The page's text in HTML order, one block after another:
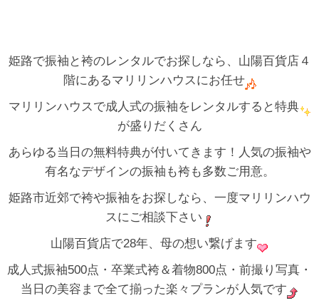
姫路で振袖と袴のレンタルでお探しなら、山陽百貨店４
階にあるマリリンハウスにお任せ
マリリンハウスで成人式の振袖をレンタルすると特典
が盛りだくさん
あらゆる当日の無料特典が付いてきます！人気の振袖や
有名なデザインの振袖も袴も多数ご用意。
姫路市近郊で袴や振袖をお探しなら、一度マリリンハウ
スにご相談下さい
山陽百貨店で28年、母の想い繋げます
成人式振袖500点・卒業式袴＆着物800点・前撮り写真・
当日の美容まで全て揃った楽々プランが人気です